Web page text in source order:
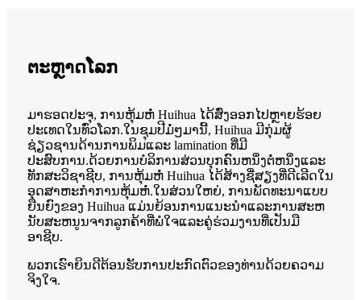
ຕະຫຼາດໂລກ
ມາຮອດປະຈຸ, ການຫຸ້ມຫໍ່ Huihua ໄດ້ສົ່ງອອກໄປຫຼາຍຮ້ອຍ
ປະເທດໃນທົ່ວໂລກ.ໃນຊຸມປີມໍ່ໆມານີ້, Huihua ມີກຸ່ມຜູ້
ຊ່ຽວຊານດ້ານການພິມແລະ lamination ທີ່ມີ
ປະສົບການ.ດ້ວຍການບໍລິການສ່ວນບຸກຄົນຫນຶ່ງຕໍ່ຫນຶ່ງແລະ
ທັກສະວິຊາຊີບ, ການຫຸ້ມຫໍ່ Huihua ໄດ້ສ້າງຊື່ສຽງທີ່ດີເລີດໃນ
ອຸດສາຫະກໍາການຫຸ້ມຫໍ່.ໃນສ່ວນໃຫຍ່, ການພັດທະນາແບບ
ຍືນຍົງຂອງ Huihua ແມ່ນຍ້ອນການແນະນໍາແລະການສະຫ
ນັບສະຫນູນຈາກລູກຄ້າທີ່ພໍໃຈແລະຄູ່ຮ່ວມງານທີ່ເປັນມື
ອາຊີບ.
ພວກເຮົາຍິນດີຕ້ອນຮັບການປະກົດຕົວຂອງທ່ານດ້ວຍຄວາມ
ຈິງໃຈ.